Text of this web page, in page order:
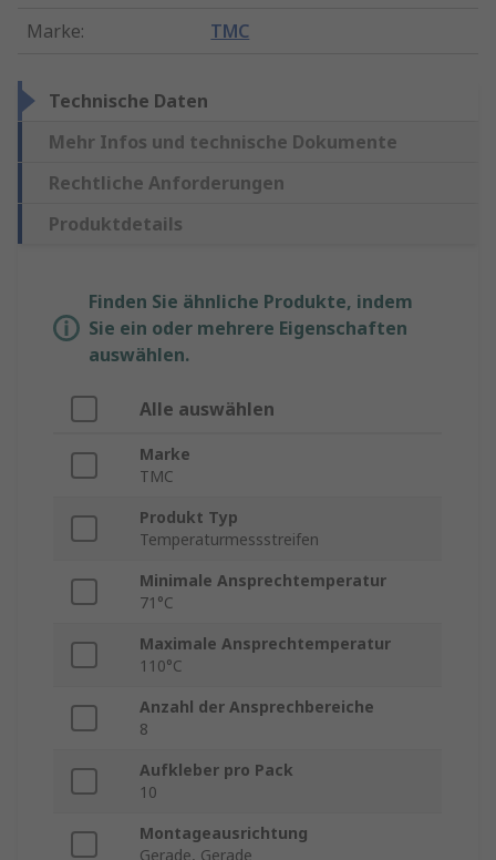
Marke: TMC
Technische Daten
Mehr Infos und technische Dokumente
Rechtliche Anforderungen
Produktdetails
Finden Sie ähnliche Produkte, indem
Sie ein oder mehrere Eigenschaften
auswählen.
Alle auswählen
Marke
TMC
Produkt Typ
Temperaturmessstreifen
Minimale Ansprechtemperatur
71°C
Maximale Ansprechtemperatur
110°C
Anzahl der Ansprechbereiche
8
Aufkleber pro Pack
10
Montageausrichtung
Gerade, Gerade